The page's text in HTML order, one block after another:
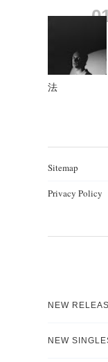
法
Sitemap
Privacy Policy
NEW
NEW